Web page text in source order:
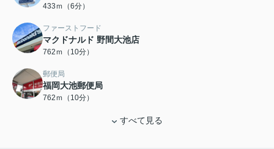
433ｍ（6分）
ファーストフード
マクドナルド 野間大池店
762ｍ（10分）
郵便局
福岡大池郵便局
762ｍ（10分）
すべて見る